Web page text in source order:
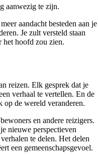
aanwezig te zijn.
aandacht besteden aan je
Je zult versteld staan
het hoofd zou zien.
reizen. Elk gesprek dat je
verhaal te vertellen. En de
op de wereld veranderen.
en andere reizigers.
nieuwe perspectieven
te delen. Het delen
een gemeenschapsgevoel.